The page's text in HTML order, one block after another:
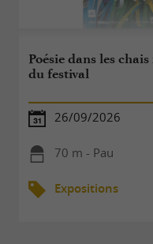
Poésie dans les
du festival
26/09/2026
70 m - Pau
Expositions